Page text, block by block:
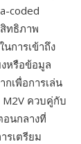
coded
ทธิภาพ
การเข้าถึง
หรือข้อมูล
เพื่อการเล่น
ควบคู่กับ
อนกลางที่
รเตรียม